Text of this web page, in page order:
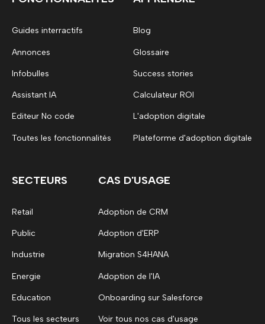
Guides interractifs
Annonces
Infobulles
Assistant IA
Editeur No code
Toutes les fonctionnalités
Blog
Glossaire
Success stories
Calculateur ROI
L'adoption digitale
Plateforme d'adoption digitale
SECTEURS
Retail
Public
Industrie
Energie
Education
Tous les secteurs
CAS D'USAGE
Adoption de CRM
Adoption d'ERP
Migration S4HANA
Adoption de l'IA
Onboarding sur Salesforce
Voir tous nos cas d'usage